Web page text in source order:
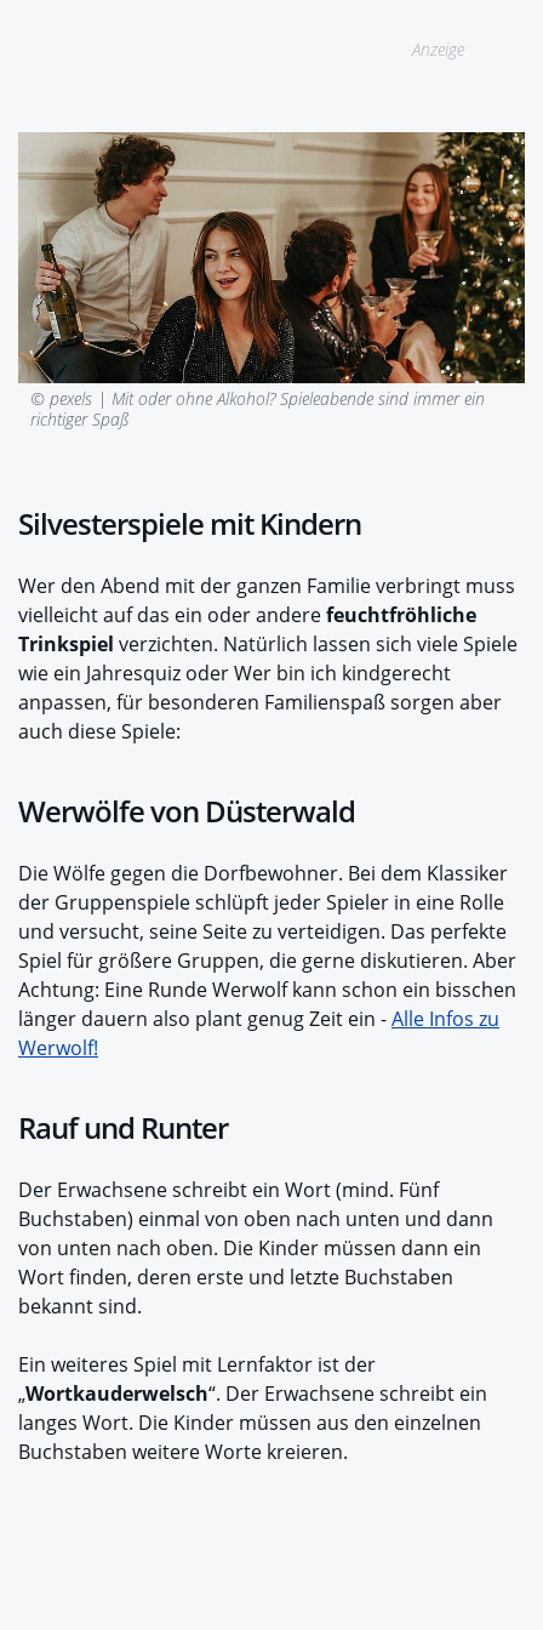
Anzeige
© pexels | Mit oder ohne Alkohol? Spieleabende sind immer ein
richtiger Spaß
Silvesterspiele mit Kindern
Wer den Abend mit der ganzen Familie verbringt muss
vielleicht auf das ein oder anderefeuchtfröhliche
Trinkspiel verzichten. Natürlich lassen sich viele Spiele
wie ein Jahresquiz oder Wer bin ich kindgerecht
anpassen, für besonderen Familienspaß sorgen aber
auch diese Spiele:
Werwölfe von Düsterwald
Die Wölfe gegen die Dorfbewohner. Bei dem Klassiker
der Gruppenspiele schlüpft jeder Spieler in eine Rolle
und versucht, seine Seite zu verteidigen. Das perfekte
Spiel für größere Gruppen, die gerne diskutieren. Aber
Achtung: Eine Runde Werwolf kann schon ein bisschen
länger dauern also plant genug Zeit ein -Alle Infos zu
Werwolf!
Rauf und Runter
Der Erwachsene schreibt ein Wort (mind. Fünf
Buchstaben) einmal von oben nach unten und dann
von unten nach oben. Die Kinder müssen dann ein
Wort finden, deren erste und letzte Buchstaben
bekannt sind.
Ein weiteres Spiel mit Lernfaktor ist der
„Wortkauderwelsch“. Der Erwachsene schreibt ein
langes Wort. Die Kinder müssen aus den einzelnen
Buchstaben weitere Worte kreieren.